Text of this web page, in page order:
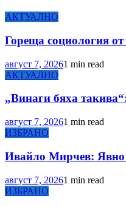
АКТУАЛНО
Гореща социология
август 7, 20261 min read
АКТУАЛНО
„Винаги бяха
август 7, 20261 min read
ИЗБРАНО
Ивайло Мирчев: Явно
август 7, 20261 min read
ИЗБРАНО